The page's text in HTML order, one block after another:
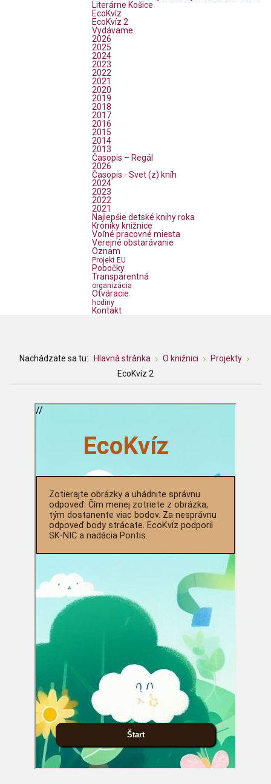
Literárne Košice
EcoKvíz
EcoKvíz 2
Vydávame
2026
2025
2024
2023
2022
2021
2020
2019
2018
2017
2016
2015
2014
2013
Časopis – Regál
2026
Časopis - Svet (z) kníh
2024
2023
2022
2021
Najlepšie detské knihy roka
Kroniky knižnice
Voľné pracovné miesta
Verejné obstarávanie
Oznam
Projekt EU
Pobočky
Transparentná
organizácia
Otváracie
hodiny
Kontakt
Nachádzate sa tu: Hlavná stránka O knižnici
Projekty
EcoKvíz 2